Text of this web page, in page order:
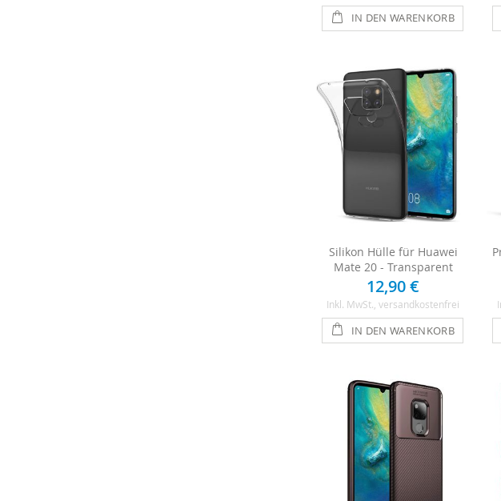
IN DEN WARENKORB
Silikon Hülle für Huawei
Mate 20 - Transparent
12,90 €
Inkl. MwSt., versandkostenfrei
IN DEN WARENKORB